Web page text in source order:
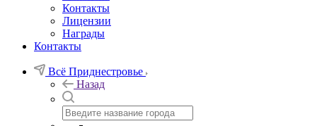
Контакты
Лицензии
Награды
Контакты
Всё Приднестровье
Назад